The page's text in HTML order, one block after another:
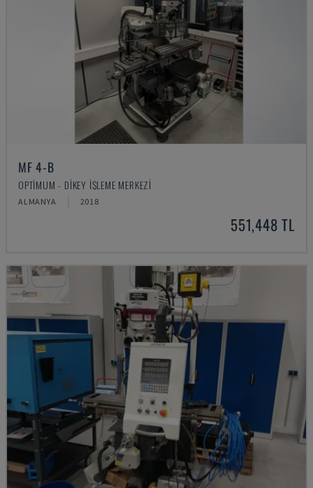
MF 4-B
OPTIMUM - DIKEY İŞLEME MERKEZI
ALMANYA 2018
551,448 TL